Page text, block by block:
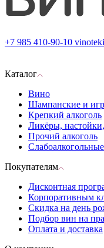
+7 985 410-90-10
Каталог
Вино
Шампанские и
Крепкий алкоголь
Ликёры,
Прочий алкоголь
Покупателям
Дисконтная
Корпоративным
Скидка на день
Подбор вин на
Оплата и доставка